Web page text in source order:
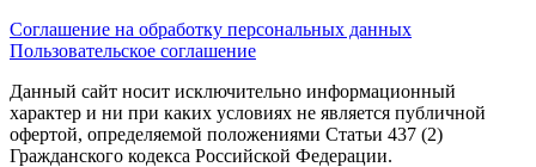
Соглашение на обработку персональных данных
Пользовательское соглашение
Данный сайт носит исключительно информационный
характер и ни при каких условиях не является публичной
офертой, определяемой положениями Статьи 437 (2)
Гражданского кодекса Российской Федерации.